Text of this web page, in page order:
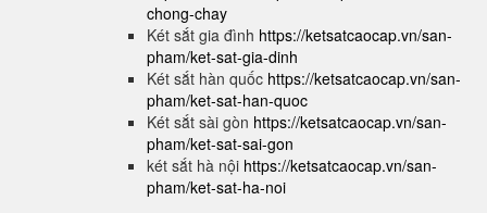
chong-chay
Két sắt gia đình https://ketsatcaocap.vn/san-
pham/ket-sat-gia-dinh
Két sắt hàn quốc https://ketsatcaocap.vn/san-
pham/ket-sat-han-quoc
Két sắt sài gòn https://ketsatcaocap.vn/san-
pham/ket-sat-sai-gon
két sắt hà nội https://ketsatcaocap.vn/san-
pham/ket-sat-ha-noi